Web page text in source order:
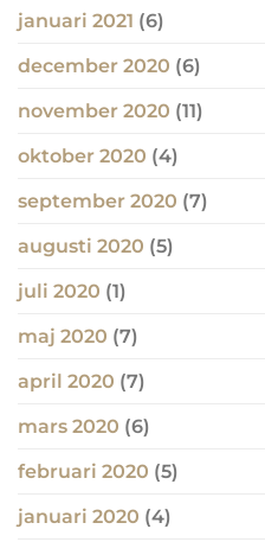
januari 2021 (6)
december 2020 (6)
november 2020 (11)
oktober 2020 (4)
september 2020 (7)
augusti 2020 (5)
juli 2020 (1)
maj 2020 (7)
april 2020 (7)
mars 2020 (6)
februari 2020 (5)
januari 2020 (4)